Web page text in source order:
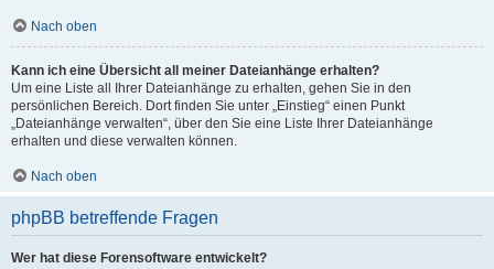
Nach oben
Kann ich eine Übersicht all meiner Dateianhänge erhalten?
Um eine Liste all Ihrer Dateianhänge zu erhalten, gehen Sie in den
persönlichen Bereich. Dort finden Sie unter „Einstieg“ einen Punkt
„Dateianhänge verwalten“, über den Sie eine Liste Ihrer Dateianhänge
erhalten und diese verwalten können.
Nach oben
phpBB betreffende Fragen
Wer hat diese Forensoftware entwickelt?